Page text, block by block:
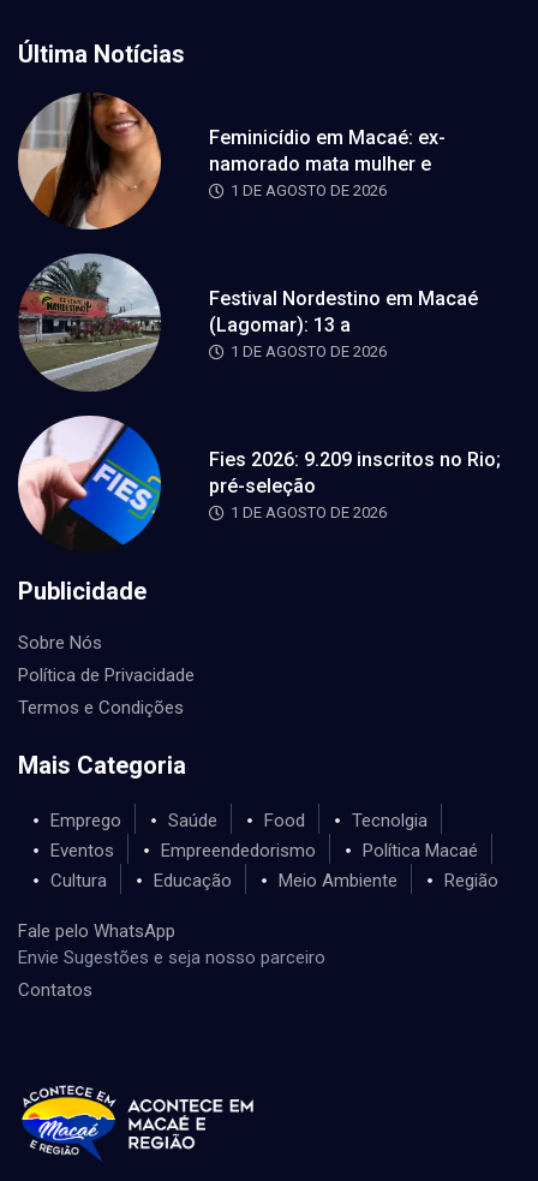
Última Notícias
Feminicídio em Macaé: ex-
namorado mata mulher e
1 DE AGOSTO DE 2026
Festival Nordestino em Macaé
(Lagomar): 13 a
1 DE AGOSTO DE 2026
Fies 2026: 9.209 inscritos no Rio;
pré-seleção
1 DE AGOSTO DE 2026
Publicidade
Sobre Nós
Política de Privacidade
Termos e Condições
Mais Categoria
Emprego Saúde Food
Tecnolgia
Eventos
Empreendedorismo
Política Macaé
Cultura
Educação Meio Ambiente Região
Fale pelo WhatsApp
Envie Sugestões e seja nosso parceiro
Contatos